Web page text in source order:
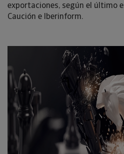
exportaciones, según el último
Caución e Iberinform.